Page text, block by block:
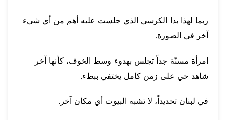
ربما لهذا بدا الكرسي الذي جلست عليه أهم من أي شيء
آخر في الصورة.
امرأة مسنّة جداً تجلس بهدوء وسط الخوف، كأنها آخر
شاهد حي على زمن كامل يختفي ببطء.
في لبنان تحديداً، لا تشبه البيوت أي مكان آخر.